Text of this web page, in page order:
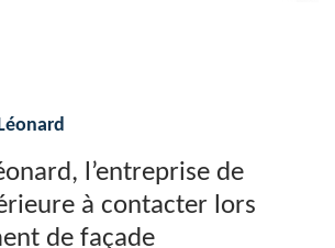
l’entreprise de
à contacter lors
de façade